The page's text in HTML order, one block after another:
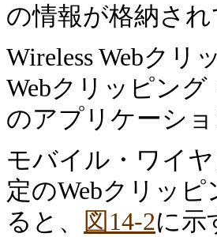
の情報が格納され
Wireless Webク
Webクリッピン
のアプリケーショ
モバイル・ワイ
定のWebクリッ
ると、
図14-2に示